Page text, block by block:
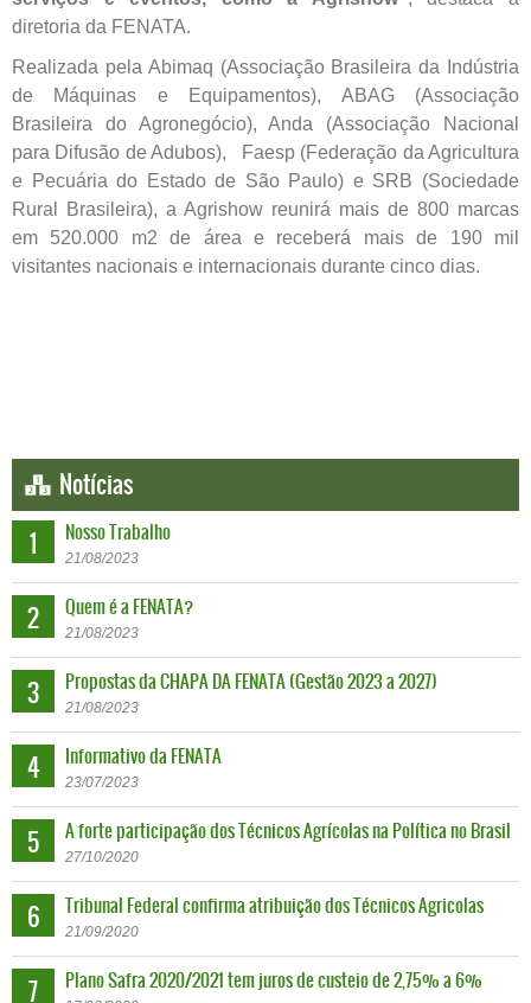
diretoria da FENATA.
Realizada pela Abimaq (Associação Brasileira da Indústria
de Máquinas e Equipamentos), ABAG (Associação
Brasileira do Agronegócio), Anda (Associação Nacional
para Difusão de Adubos),
Faesp (Federação da Agricultura
e Pecuária do Estado de São Paulo) e SRB (Sociedade
Rural Brasileira), a Agrishow reunirá mais de 800 marcas
em 520.000 m2 de área e receberá mais de 190 mil
visitantes nacionais e internacionais durante cinco dias.
Notícias
1
Nosso Trabalho
21/08/2023
2 Quem é a FENATA?
21/08/2023
3 Propostas da CHAPA DA FENATA (Gestão 2023 a 2027)
21/08/2023
4 Informativo da FENATA
23/07/2023
5 A forte participação dos Técnicos Agrícolas na Política no Brasil
27/10/2020
6 Tribunal Federal confirma atribuição dos Técnicos Agricolas
21/09/2020
7 Plano Safra 2020/2021 tem juros de custeio de 2,75% a 6%